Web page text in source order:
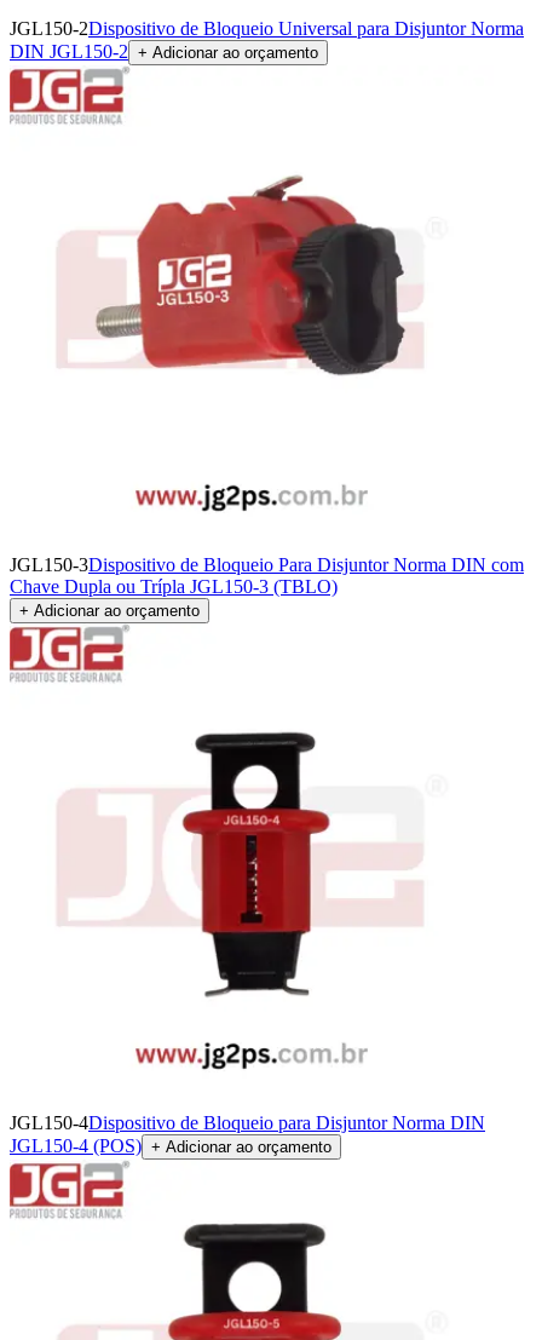
JGL150-2Dispositivo de Bloqueio Universal para Disjuntor Norma
DIN JGL150-2 + Adicionar ao orçamento
JGL150-3Dispositivo de Bloqueio Para Disjuntor Norma DIN com
Chave Dupla ou Trípla JGL150-3 (TBLO)
+ Adicionar ao orçamento
JGL150-4Dispositivo de Bloqueio para Disjuntor Norma DIN
JGL150-4 (POS) + Adicionar ao orçamento